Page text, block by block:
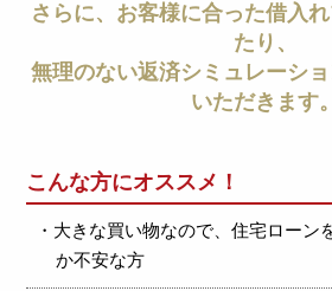
さらに、お客様に合った借入
たり、
無理のない返済シミュレーシ
いただきます。
こんな方にオススメ！
・大きな買い物なので、住宅ローン
か不安な方